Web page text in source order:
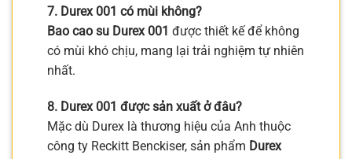
7. Durex 001 có mùi không?
Bao cao su Durex 001 được thiết kế để không
có mùi khó chịu, mang lại trải nghiệm tự nhiên
nhất.
8. Durex 001 được sản xuất ở đâu?
Mặc dù Durex là thương hiệu của Anh thuộc
công ty Reckitt Benckiser, sản phẩm Durex